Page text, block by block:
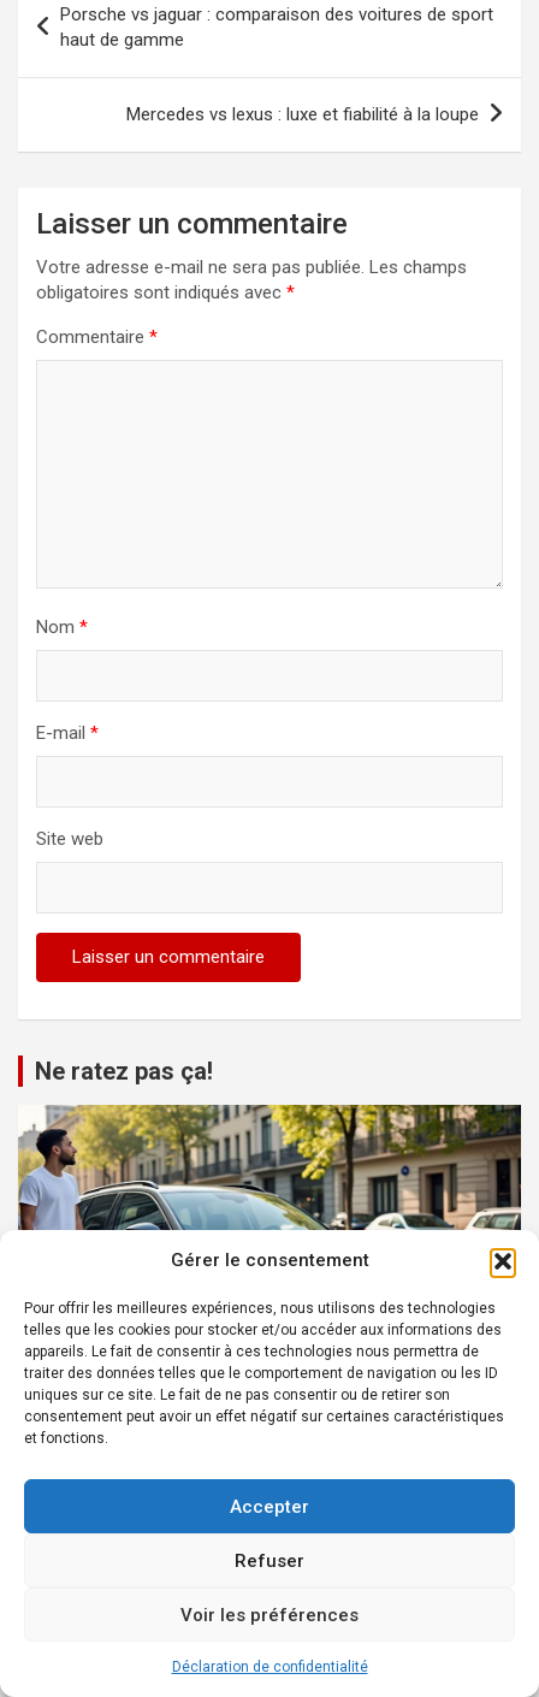
Gérer le consentement
Pour offrir les meilleures expériences, nous utilisons des technologies
telles que les cookies pour stocker et/ou accéder aux informations des
appareils. Le fait de consentir à ces technologies nous permettra de
traiter des données telles que le comportement de navigation ou les ID
uniques sur ce site. Le fait de ne pas consentir ou de retirer son
consentement peut avoir un effet négatif sur certaines caractéristiques
et fonctions.
Accepter
Refuser
Voir les préférences
Déclaration de confidentialité
de
l’article
Porsche vs jaguar : comparaison des voitures de sport
haut de gamme
Mercedes vs lexus : luxe et fiabilité à la loupe
Laisser un commentaire
Votre adresse e-mail ne sera pas publiée. Les champs
obligatoires sont indiqués avec *
Commentaire *
Nom *
E-mail *
Site web
Ne ratez pas ça!
GUIDES
Pourquoi choisir une Skoda : avantages et